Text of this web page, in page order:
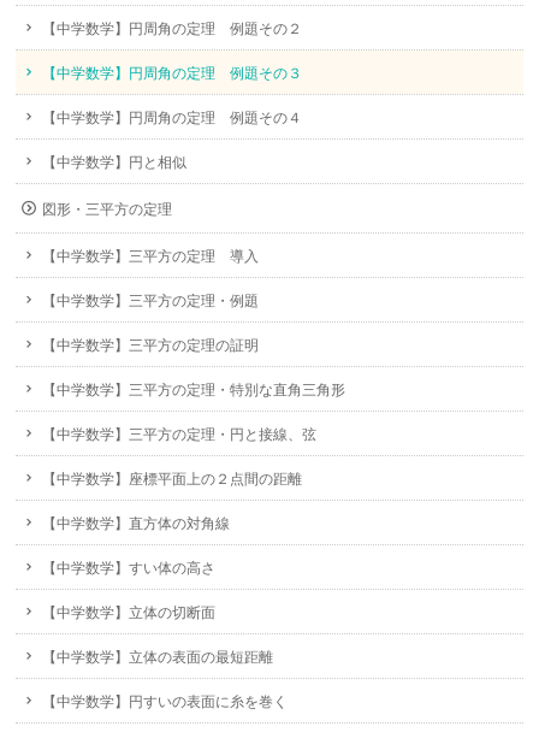
【中学数学】円周角の定理 例題その２
【中学数学】円周角の定理 例題その３
【中学数学】円周角の定理 例題その４
【中学数学】円と相似
図形・三平方の定理
【中学数学】三平方の定理 導入
【中学数学】三平方の定理・例題
【中学数学】三平方の定理の証明
【中学数学】三平方の定理・特別な直角三角形
【中学数学】三平方の定理・円と接線、弦
【中学数学】座標平面上の２点間の距離
【中学数学】直方体の対角線
【中学数学】すい体の高さ
【中学数学】立体の切断面
【中学数学】立体の表面の最短距離
【中学数学】円すいの表面に糸を巻く